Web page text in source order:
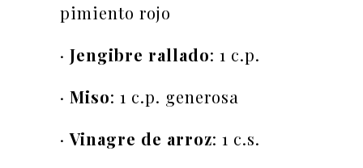
pimiento rojo
· Jengibre rallado: 1 c.p.
· Miso: 1 c.p. generosa
·Vinagre de arroz: 1 c.s.